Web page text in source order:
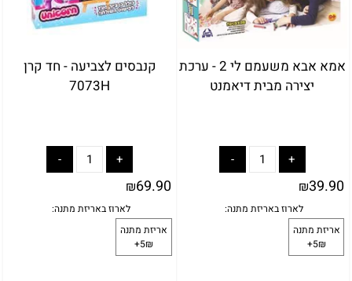
אמא אבא משעמם לי 2 - ערכת
יצירה מבית דיאמנט
₪39.90
קנבסים לצביעה - חד קרן
7073H
₪69.90